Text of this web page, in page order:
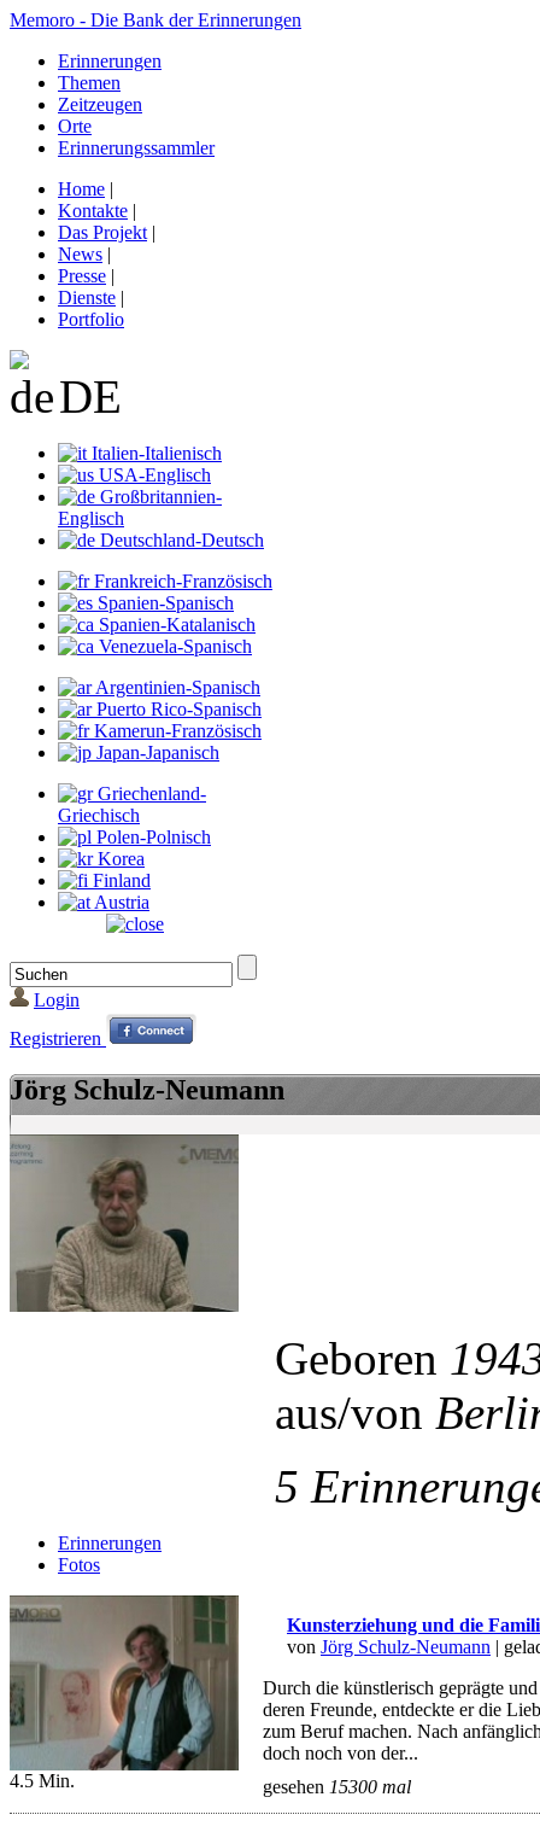
Memoro - Die Bank der Erinnerungen
Erinnerungen
Themen
Zeitzeugen
Orte
Erinnerungssammler
Home |
Kontakte |
Das Projekt |
News |
Presse |
Dienste |
Portfolio
DE
Italien-Italienisch
USA-Englisch
Großbritannien-
Englisch
Deutschland-Deutsch
Frankreich-Französisch
Spanien-Spanisch
Spanien-Katalanisch
Venezuela-Spanisch
Argentinien-Spanisch
Puerto Rico-Spanisch
Kamerun-Französisch
Japan-Japanisch
Griechenland-
Griechisch
Polen-Polnisch
Korea
Finland
Austria
Login
Registrieren
Jörg Schulz-Neumann
Geboren
aus/von
5
Erinnerungen
Fotos
4.5 Min.
Kunsterziehung und die
von Jörg Schulz-Neumann |
Durch die künstlerisch geprägte
deren Freunde, entdeckte er die
zum Beruf machen. Nach
doch noch von der...
gesehen 15300 mal